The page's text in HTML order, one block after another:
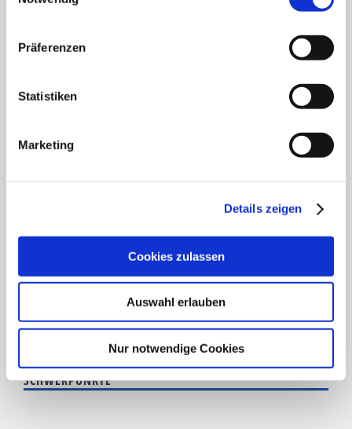
Präferenzen
Statistiken
Marketing
Details zeigen
Cookies zulassen
Auswahl erlauben
Nur notwendige Cookies
Klinik für Innere Medizin Goethestraße
Klinik für Plastische und Ästhetische Chirurgie,
HNO Belegabteilung
SCHWERPUNKTE